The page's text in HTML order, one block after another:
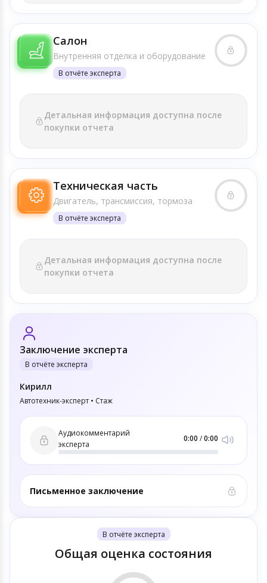
Салон
Внутренняя отделка и оборудование
В отчёте эксперта
Детальная информация доступна после
покупки отчета
Техническая часть
Двигатель, трансмиссия, тормоза
В отчёте эксперта
Детальная информация доступна после
покупки отчета
Заключение эксперта
В отчёте эксперта
Кирилл
Автотехник-эксперт • Стаж
Аудиокомментарий
эксперта
0:00 /0:00
Письменное заключение
В отчёте эксперта
Общая оценка состояния